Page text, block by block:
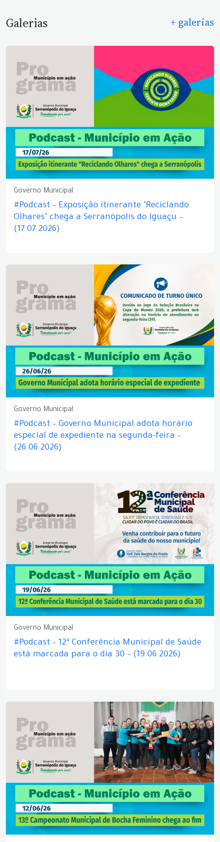
Galerias + galerias
Governo Municipal
#Podcast – Exposição itinerante "Reciclando
Olhares" chega a Serranópolis do Iguaçu –
(17.07.2026)
Governo Municipal
#Podcast – Governo Municipal adota horário
especial de expediente na segunda-feira –
(26.06.2026)
Governo Municipal
#Podcast – 12ª Conferência Municipal de Saúde
está marcada para o dia 30 – (19.06.2026)